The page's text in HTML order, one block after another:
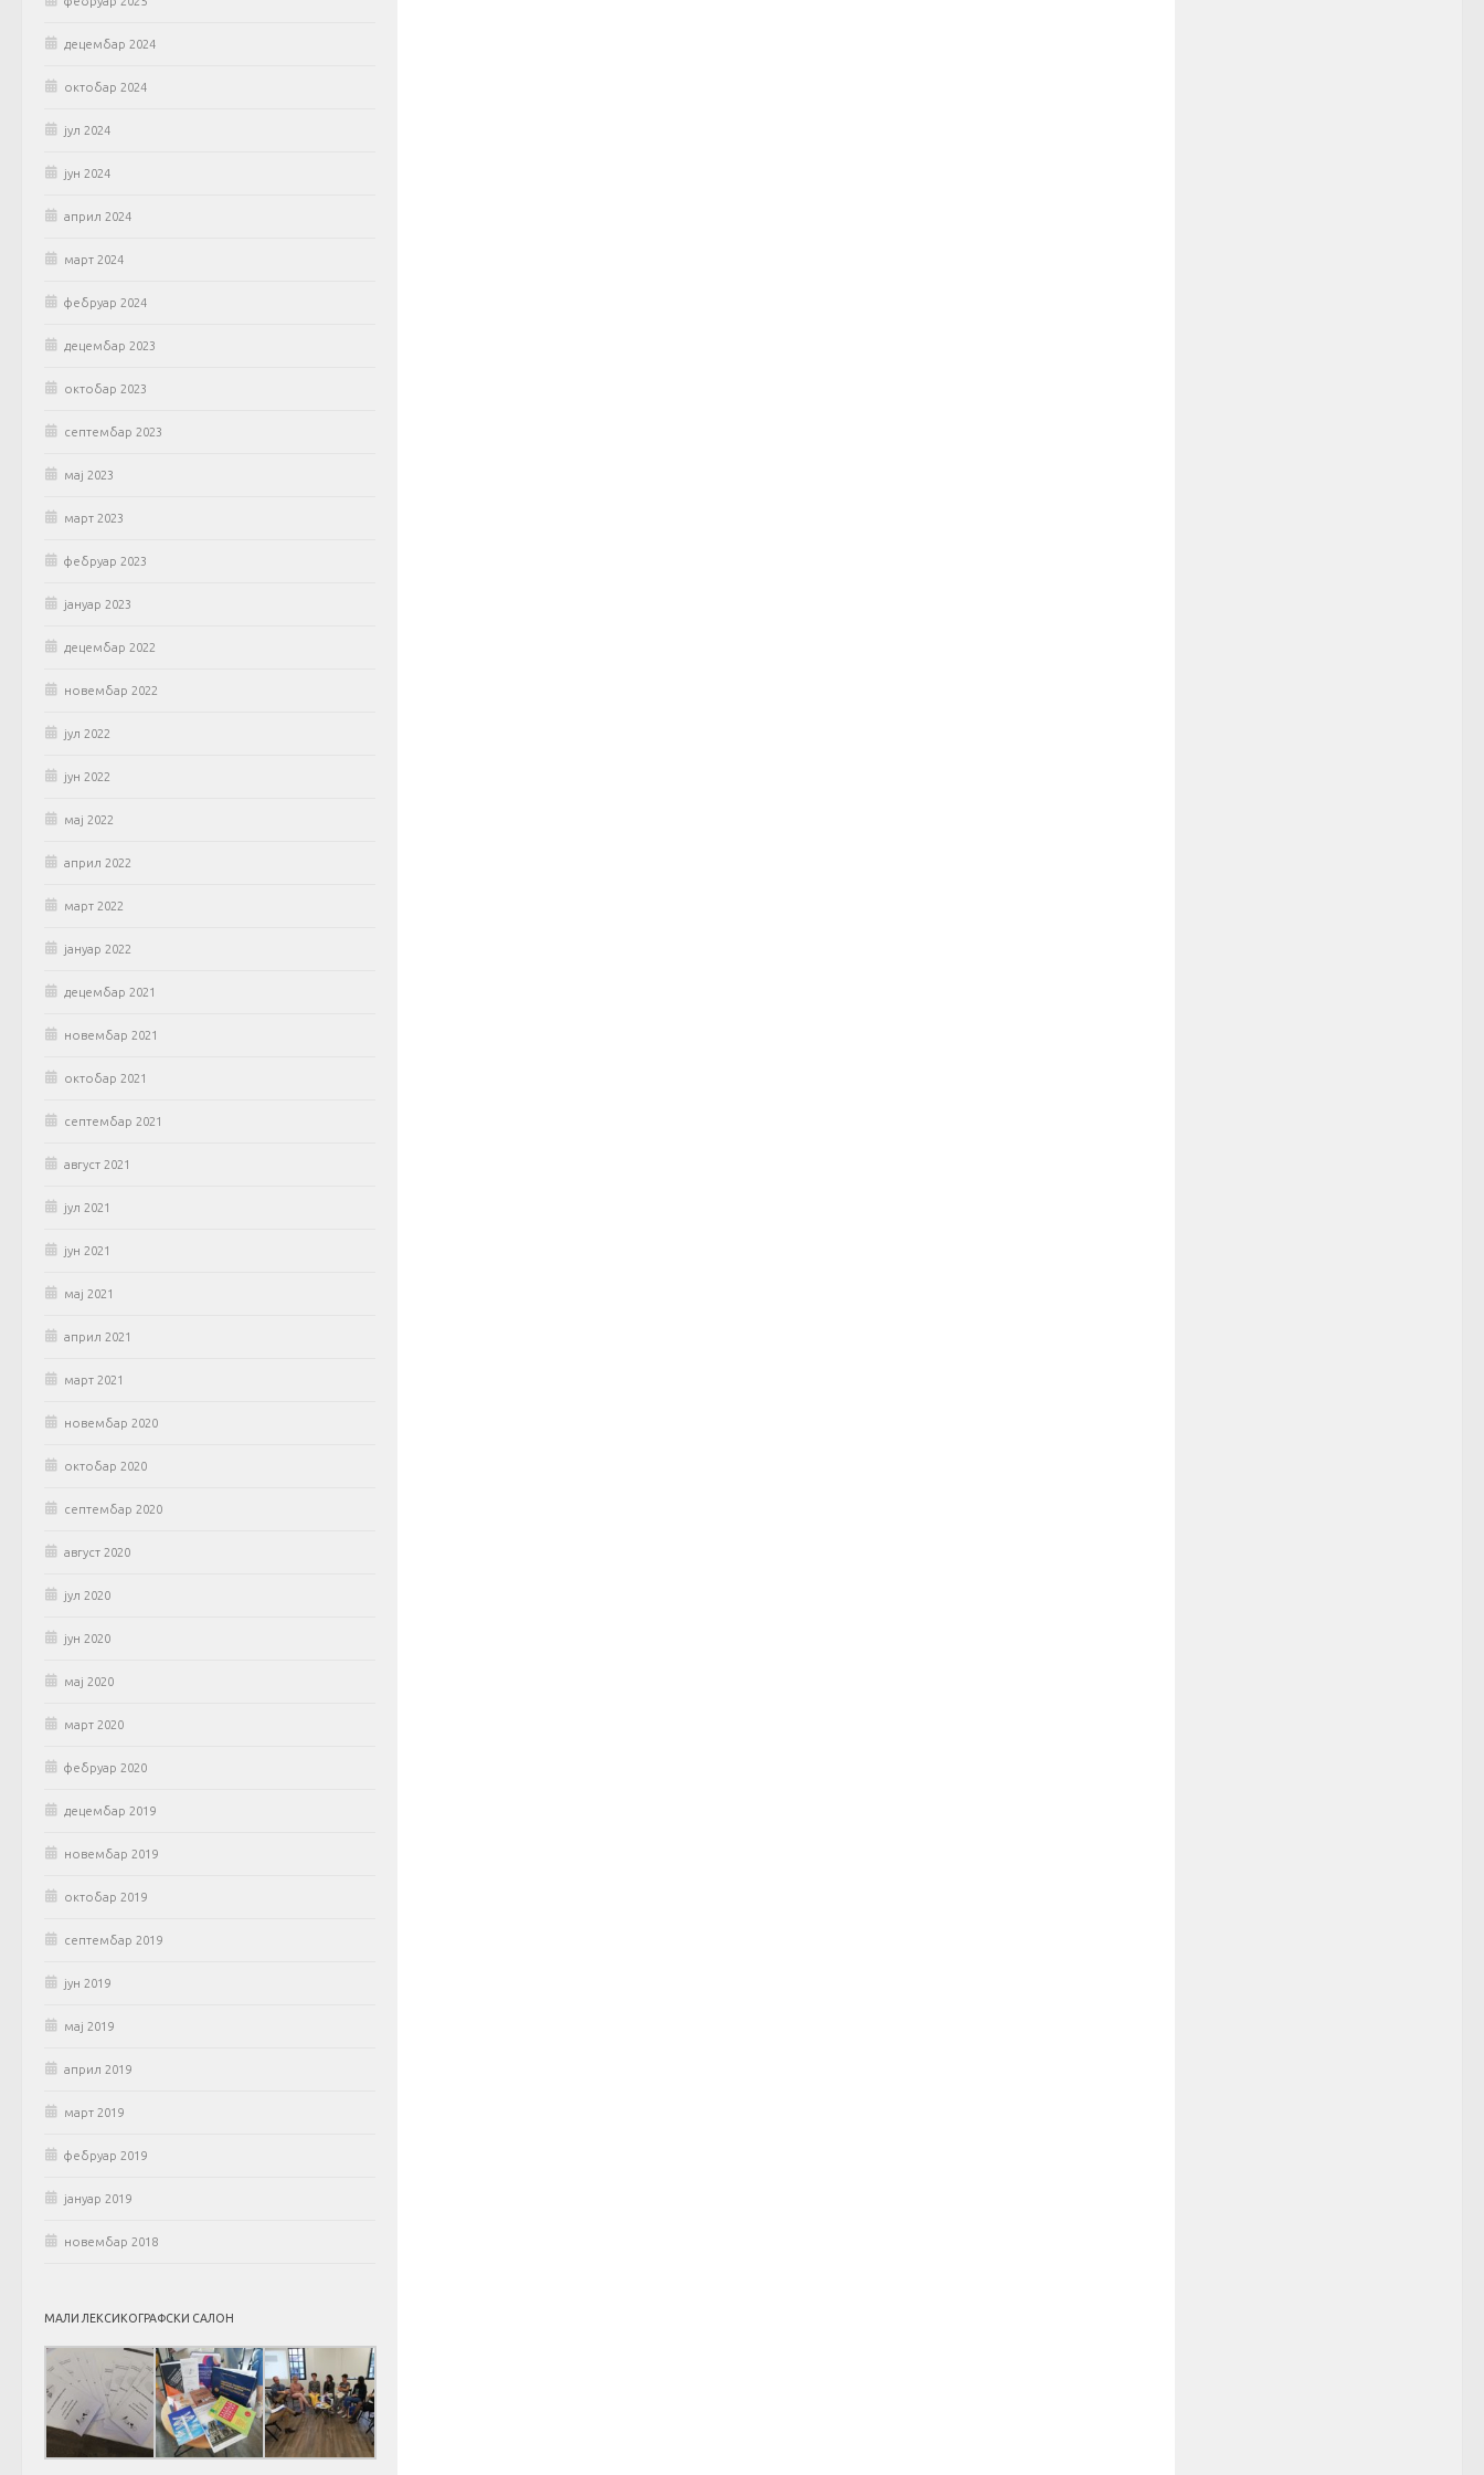
децембар 2024
октобар 2024
јул 2024
јун 2024
април 2024
март 2024
фебруар 2024
децембар 2023
октобар 2023
септембар 2023
мај 2023
март 2023
фебруар 2023
јануар 2023
децембар 2022
новембар 2022
јул 2022
јун 2022
мај 2022
април 2022
март 2022
јануар 2022
децембар 2021
новембар 2021
октобар 2021
септембар 2021
август 2021
јул 2021
јун 2021
мај 2021
април 2021
март 2021
новембар 2020
октобар 2020
септембар 2020
август 2020
јул 2020
јун 2020
мај 2020
март 2020
фебруар 2020
децембар 2019
новембар 2019
октобар 2019
септембар 2019
јун 2019
мај 2019
април 2019
март 2019
фебруар 2019
јануар 2019
новембар 2018
МАЛИ ЛЕКСИКОГРАФСКИ САЛОН